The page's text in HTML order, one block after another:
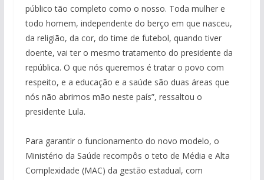
público tão completo como o nosso. Toda mulher e
todo homem, independente do berço em que nasceu,
da religião, da cor, do time de futebol, quando tiver
doente, vai ter o mesmo tratamento do presidente da
república. O que nós queremos é tratar o povo com
respeito, e a educação e a saúde são duas áreas que
nós não abrimos mão neste país”, ressaltou o
presidente Lula.
Para garantir o funcionamento do novo modelo, o
Ministério da Saúde recompôs o teto de Média e Alta
Complexidade (MAC) da gestão estadual, com